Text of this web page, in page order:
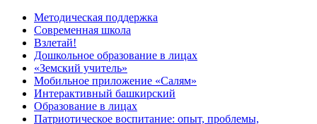
Методическая поддержка
Современная школа
Взлетай!
Дошкольное образование в лицах
«Земский учитель»
Мобильное приложение «Салям»
Интерактивный башкирский
Образование в лицах
Патриотическое воспитание: опыт, проблемы,